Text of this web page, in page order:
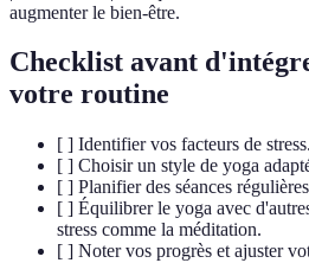
augmenter le bien-être.
Checklist avant
votre routine
[ ] Identifier vos facteurs de stress.
[ ] Choisir un style de yoga
[ ] Planifier des séances
[ ] Équilibrer le yoga avec
stress comme la méditation.
[ ] Noter vos progrès et ajuster